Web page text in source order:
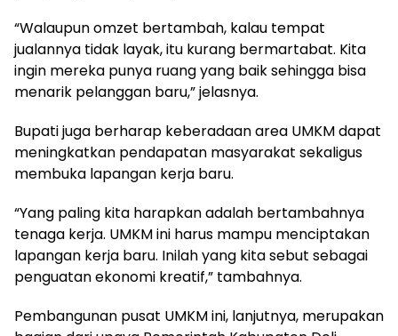
“Walaupun omzet bertambah, kalau tempat
jualannya tidak layak, itu kurang bermartabat. Kita
ingin mereka punya ruang yang baik sehingga bisa
menarik pelanggan baru,” jelasnya.
Bupati juga berharap keberadaan area UMKM dapat
meningkatkan pendapatan masyarakat sekaligus
membuka lapangan kerja baru.
“Yang paling kita harapkan adalah bertambahnya
tenaga kerja. UMKM ini harus mampu menciptakan
lapangan kerja baru. Inilah yang kita sebut sebagai
penguatan ekonomi kreatif,” tambahnya.
Pembangunan pusat UMKM ini, lanjutnya, merupakan